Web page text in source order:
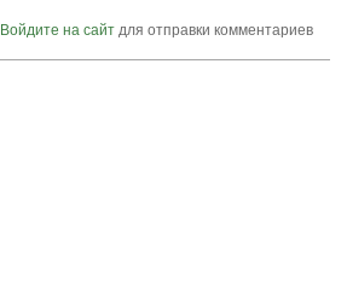
Войдите на сайтдля отправки комментариев